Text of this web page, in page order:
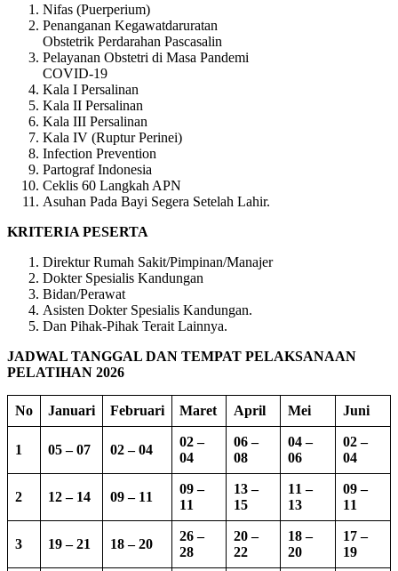
Nifas (Puerperium)
Penanganan Kegawatdaruratan
Obstetrik Perdarahan Pascasalin
Pelayanan Obstetri di Masa Pandemi
COVID-19
Kala I Persalinan
Kala II Persalinan
Kala III Persalinan
Kala IV (Ruptur Perinei)
Infection Prevention
Partograf Indonesia
Ceklis 60 Langkah APN
Asuhan Pada Bayi Segera Setelah Lahir.
KRITERIA PESERTA
Direktur Rumah Sakit/Pimpinan/Manajer
Dokter Spesialis Kandungan
Bidan/Perawat
Asisten Dokter Spesialis Kandungan.
Dan Pihak-Pihak Terait Lainnya.
JADWAL TANGGAL DAN TEMPAT PELAKSANAAN
PELATIHAN 2026
No Januari Februari Maret April Mei Juni
1 05 – 07 02 – 04
02 –
04
06 –
08
04 –
06
02 –
04
2 12 – 14 09 – 11
09 –
11
13 –
15
11 –
13
09 –
11
3 19 – 21 18 – 20
26 –
28
20 –
22
18 –
20
17 –
19